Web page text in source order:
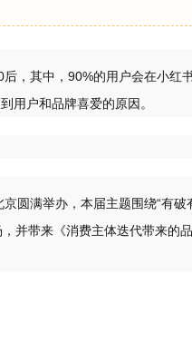
，其中，90%的用户会在小红
用户和品牌喜爱的原因。
圆满举办，本届主题围绕“有破
并带来《消费主体迭代带来的